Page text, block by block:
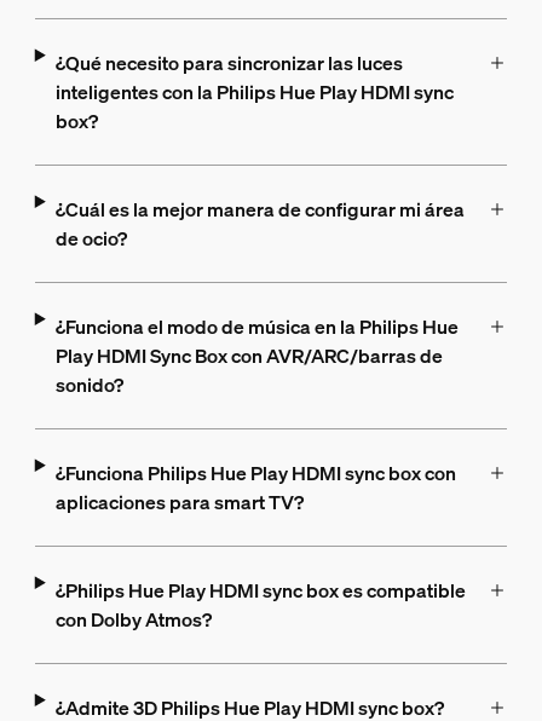
¿Qué necesito para sincronizar las luces
inteligentes con la Philips Hue Play HDMI sync
box?
¿Cuál es la mejor manera de configurar mi área
de ocio?
¿Funciona el modo de música en la Philips Hue
Play HDMI Sync Box con AVR/ARC/barras de
sonido?
¿Funciona Philips Hue Play HDMI sync box con
aplicaciones para smart TV?
¿Philips Hue Play HDMI sync box es compatible
con Dolby Atmos?
¿Admite 3D Philips Hue Play HDMI sync box?